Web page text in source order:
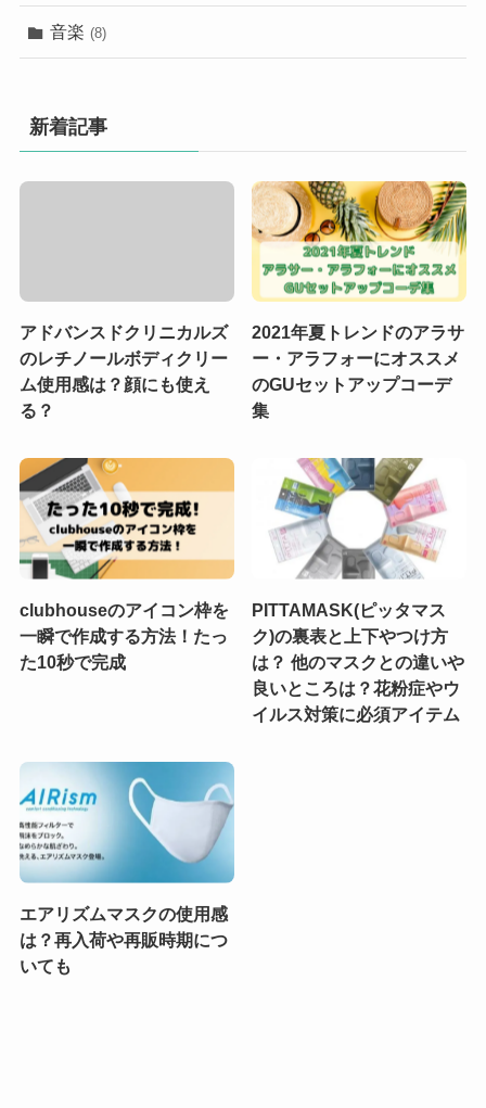
音楽 (8)
新着記事
アドバンスドクリニカルズ
のレチノールボディクリー
ム使用感は？顔にも使え
る？
2021年夏トレンドのアラサ
ー・アラフォーにオススメ
のGUセットアップコーデ
集
clubhouseのアイコン枠を
一瞬で作成する方法！たっ
た10秒で完成
PITTAMASK(ピッタマス
ク)の裏表と上下やつけ方
は？ 他のマスクとの違いや
良いところは？花粉症やウ
イルス対策に必須アイテム
エアリズムマスクの使用感
は？再入荷や再販時期につ
いても